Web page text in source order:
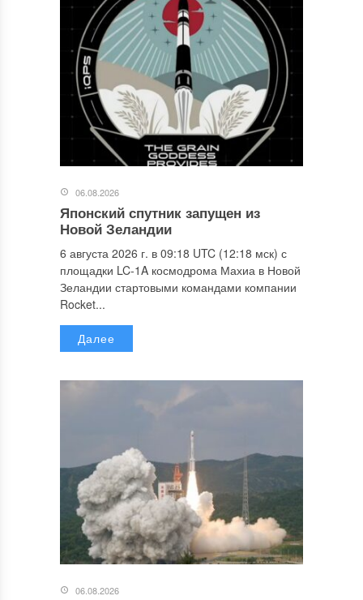
06.08.2026
Японский спутник запущен из
Новой Зеландии
6 августа 2026 г. в 09:18 UTC (12:18 мск) с
площадки LC-1A космодрома Махиа в Новой
Зеландии стартовыми командами компании
Rocket...
Далее
06.08.2026